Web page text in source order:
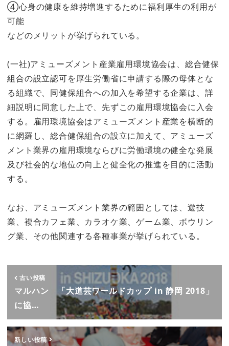
④心身の健康を維持増進するために福利厚生の利用が
可能
などのメリットが挙げられている。
(一社)アミューズメント産業雇用環境協会は、総合健保
組合の設立認可を厚生労働省に申請する際の母体とな
る組織で、同健保組合への加入を希望する企業は、詳
細説明に同意した上で、先ずこの雇用環境協会に入会
する。雇用環境協会はアミューズメント産業を横断的
に網羅し、総合健保組合の設立に加えて、アミューズ
メント業界の雇用環境ならびに労働環境の健全な発展
及び社会的な地位の向上と健全化の推進を目的に活動
する。
なお、アミューズメント業界の範囲としては、遊技
業、複合カフェ業、カラオケ業、ゲーム業、ボウリン
グ業、その他関連する各種事業が挙げられている。
古い投稿
マルハン 「大道芸ワールドカップ in 静岡 2018」
に協…
新しい投稿